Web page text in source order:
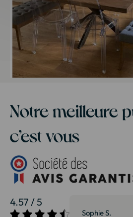
Notre meilleure
c’est vous
4.57 / 5
27/07/2026 Sophie S.